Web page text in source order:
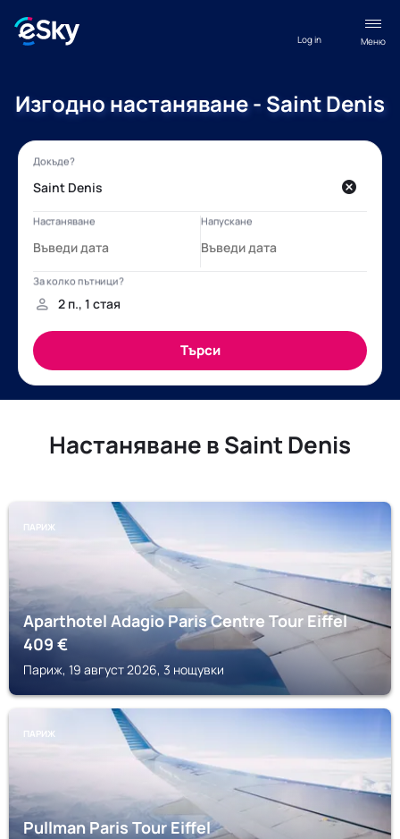
Меню
Log in
Изгодно настаняване - Saint Denis
Настаняване в Saint Denis
ПАРИЖ
Aparthotel Adagio Paris Centre Tour Eiffel
409€
Париж, 19 август 2026, 3 нощувки
ПАРИЖ
Pullman Paris Tour Eiffel